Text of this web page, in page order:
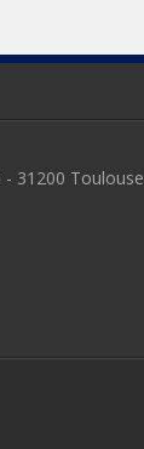
- 31200 Toulouse